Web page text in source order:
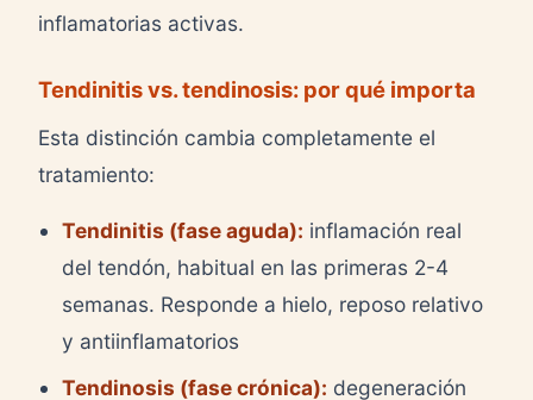
inflamatorias activas.
Tendinitis vs. tendinosis: por qué importa
Esta distinción cambia completamente el
tratamiento:
Tendinitis (fase aguda): inflamación real
del tendón, habitual en las primeras 2-4
semanas. Responde a hielo, reposo relativo
y antiinflamatorios
Tendinosis (fase crónica): degeneración